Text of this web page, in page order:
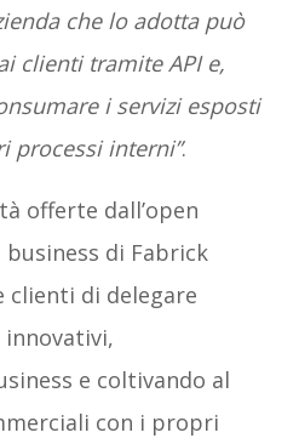
che lo adotta può
clienti tramite API e,
i servizi esposti
processi interni”.
offerte dall’open
di Fabrick
clienti di delegare
innovativi,
e coltivando al
con i propri